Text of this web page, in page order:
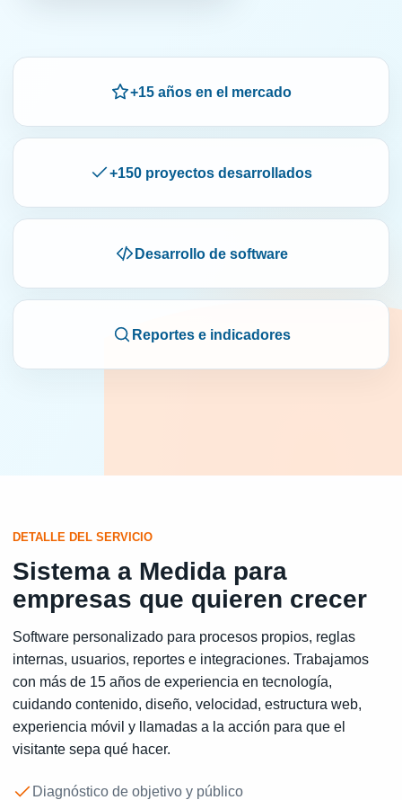
+15 años en el mercado
+150 proyectos desarrollados
Desarrollo de software
Reportes e indicadores
DETALLE DEL SERVICIO
Sistema a Medida para
empresas que quieren crecer
Software personalizado para procesos propios, reglas
internas, usuarios, reportes e integraciones. Trabajamos
con más de 15 años de experiencia en tecnología,
cuidando contenido, diseño, velocidad, estructura web,
experiencia móvil y llamadas a la acción para que el
visitante sepa qué hacer.
Diagnóstico de objetivo y público